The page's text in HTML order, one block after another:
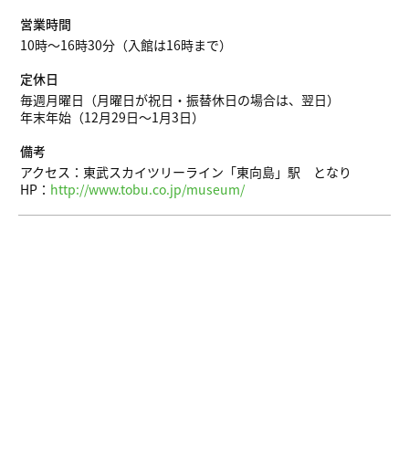
営業時間
10時～16時30分（入館は16時まで）
定休日
毎週月曜日（月曜日が祝日・振替休日の場合は、翌日）
年末年始（12月29日～1月3日）
備考
アクセス：東武スカイツリーライン「東向島」駅 となり
HP： http://www.tobu.co.jp/museum/